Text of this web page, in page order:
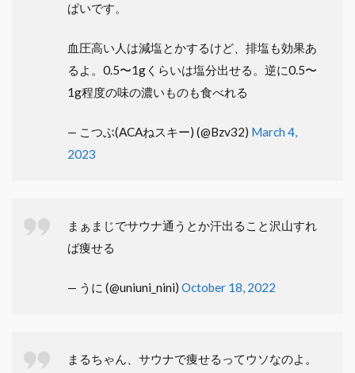
ぱいです。
血圧高い人は減塩とかするけど、排塩も効果あ
るよ。0.5〜1gくらいは塩分出せる。逆に0.5〜
1g程度の味の濃いものも食べれる
— こつぶ(ACAねスキー) (@Bzv32) March 4,
2023
まぁまじでサウナ通うとか汗出ること沢山すれ
ば痩せる
— うに (@uniuni_nini) October 18, 2022
まるちゃん、サウナで痩せるってウソなのよ。